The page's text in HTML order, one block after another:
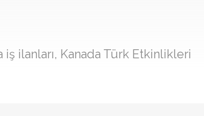
iş ilanları, Kanada Türk Etkinlikleri